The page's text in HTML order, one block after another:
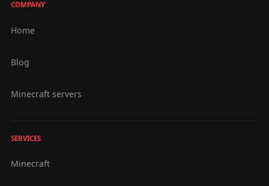
COMPANY
Home
Blog
Minecraft servers
SERVICES
Minecraft